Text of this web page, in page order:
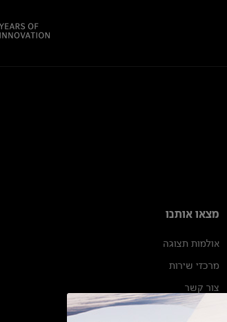
מצאו אותנו
אולמות תצוגה
מרכזי שירות
צור קשר